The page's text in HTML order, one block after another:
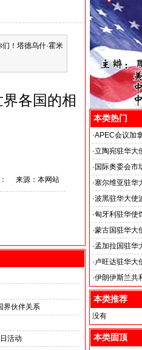
！塔德乌什·霍米
各国的相
来源：本网站
界伙伴关系
活动
本类热门
·APEC会议加
题词
·立陶宛驻华大
· 国际奥委会市
·塞尔维亚驻华
·波黑驻华大使
·匈牙利驻华使
·蒙古国驻华大
·孟加拉国驻华
·卢旺达驻华大
·伊朗伊斯兰共
词
本类推荐
没有
本类固顶